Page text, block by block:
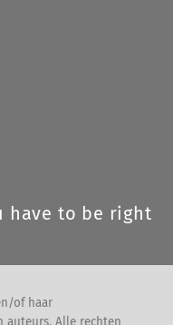
have to be right
of haar